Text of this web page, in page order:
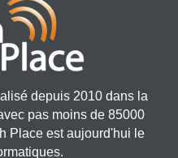
depuis 2010 dans la
pas moins de 85000
Place est aujourd'hui le